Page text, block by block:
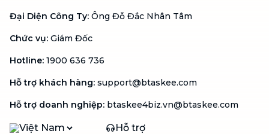
Đại Diện Công Ty: Ông Đỗ Đắc Nhân Tâm
Chức vụ: Giám Đốc
Hotline: 1900 636 736
Hỗ trợ khách hàng: support@btaskee.com
Hỗ trợ doanh nghiệp: btaskee4biz.vn@btaskee.com
Việt Nam Hỗ trợ